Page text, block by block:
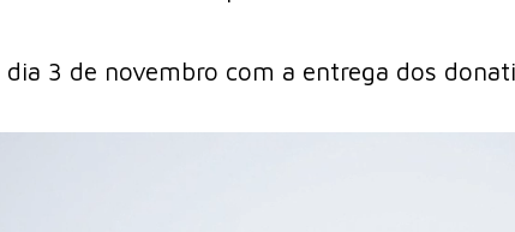
3 de novembro com a entrega dos